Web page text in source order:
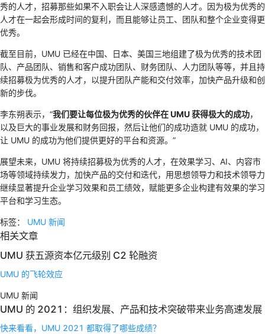
秀的人才，招募那些如果不入职会让人深感遗憾的人才。因为极为优秀的
人才在一起会形成时间的复利，而且能够让员工、团队和整个企业变得更
优秀。
截至目前，UMU 已经在中国、日本、美国三地组建了极为优秀的技术团
队、产品团队、销售和客户成功团队、财务团队、人力团队等等，并且持
续招募极为优秀的人才，以提升团队产能和交付效率，加快产品升级和创
新的步伐。
李东朔表示，“我们要让每位极为优秀的伙伴在 UMU 获得极大的成功，
以及巨大的事业发展和财务回报，然后让他们的成功造就 UMU 的成功，
让 UMU 的成功为他们提供更好的平台和资源。”
展望未来，UMU 将持续招募极为优秀的人才，在效果学习、AI、内容市
场等领域持续发力，加快产品的交付和迭代，用思想领导力和技术领导力
继续显著提升企业学习效果和员工绩效，赋能更多企业构建有效果的学习
平台和学习生态。
标签： UMU 新闻
相关文章
UMU 获五源资本亿元级别 C2 轮融资
UMU 的飞轮效应
UMU 新闻
UMU 的 2021：组织发展、产品和技术突破带来业务高速发展
快来看看，UMU 2021 都取得了哪些成绩？